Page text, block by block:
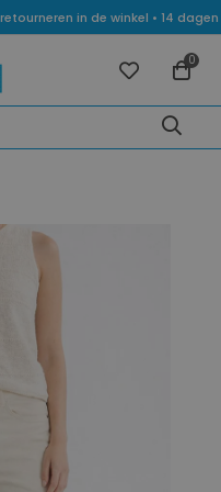
in de winkel • 14
0